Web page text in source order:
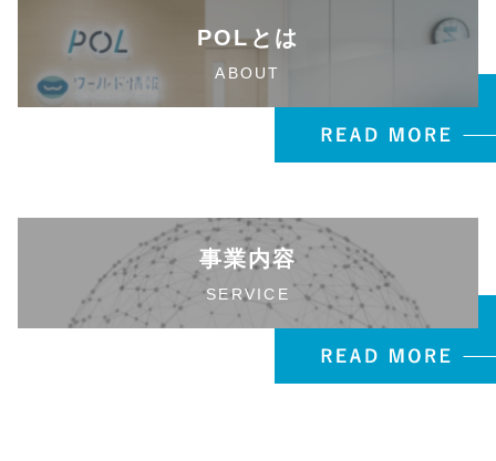
POLとは
ABOUT
事業内容
SERVICE